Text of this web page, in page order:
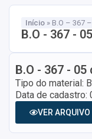
Início » B.O – 367
B.O - 367 -
B.O - 367 -
Tipo do material:
Data de
VER ARQUIVO